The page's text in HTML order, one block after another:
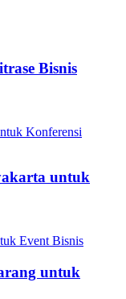
Bisnis
untuk
untuk